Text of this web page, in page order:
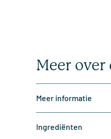
Meer
Meer informatie
Ingrediënten